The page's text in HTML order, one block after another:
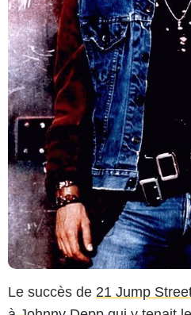
Le succès de 21 Jump